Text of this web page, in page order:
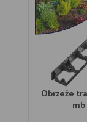
Obrzeże